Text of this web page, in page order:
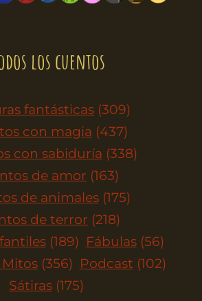
los cuentos
fantásticas (309)
con magia (437)
con sabiduría (338)
de amor (163)
de animales (175)
de terror (218)
(189) Fábulas (56)
Mitos (356) Podcast (102)
Sátiras (175)